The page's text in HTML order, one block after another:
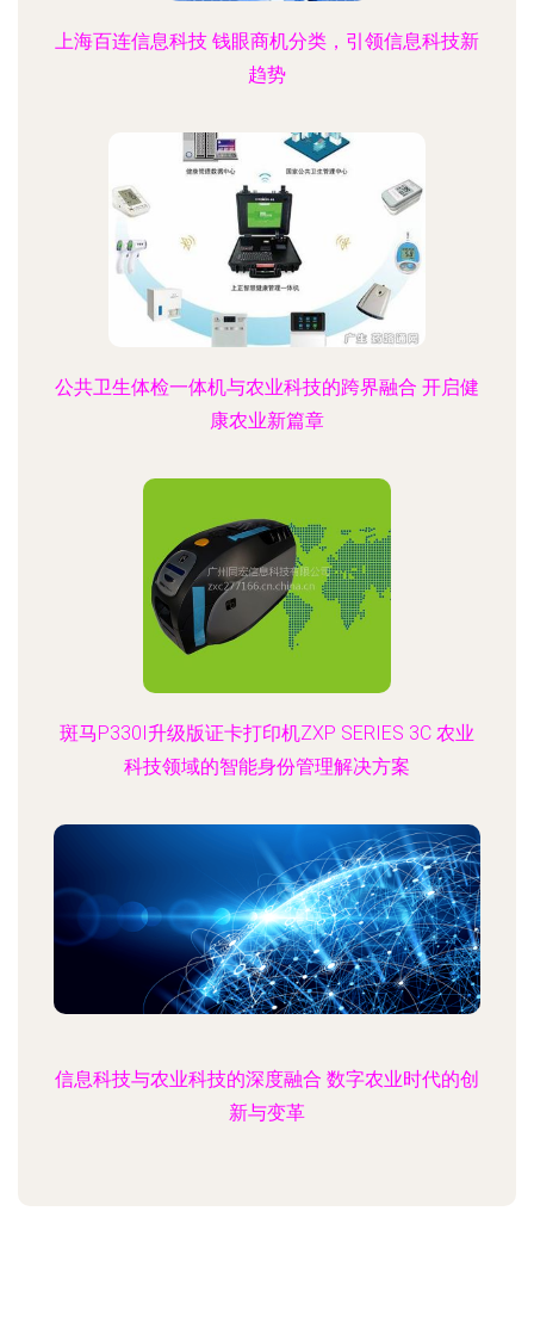
上海百连信息科技 钱眼商机分类，引领信息科技新
趋势
公共卫生体检一体机与农业科技的跨界融合 开启健
康农业新篇章
斑马P330I升级版证卡打印机ZXP SERIES 3C 农业
科技领域的智能身份管理解决方案
信息科技与农业科技的深度融合 数字农业时代的创
新与变革